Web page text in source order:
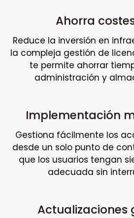
Ahorra
Reduce la inversión en
la compleja gestión de
te permite ahorrar
administración y
Implementación
Gestiona fácilmente los
desde un solo punto de
que los usuarios tengan
adecuada sin
Actualizaciones